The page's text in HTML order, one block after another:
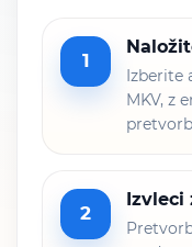
1
Izberite
MKV, z
2
Izvleci